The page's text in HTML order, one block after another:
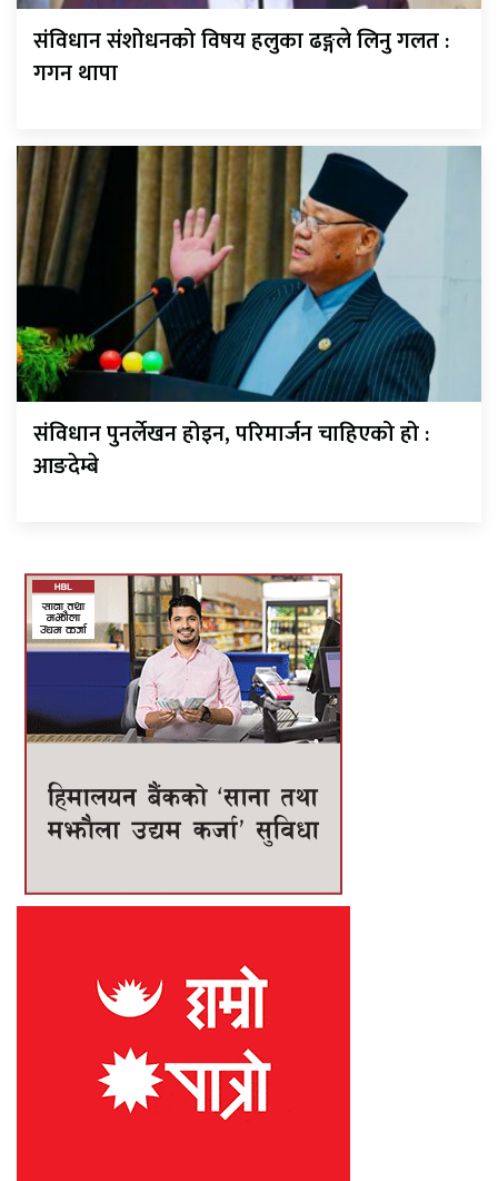
संविधान संशोधनको विषय हलुका ढङ्गले लिनु गलत :
गगन थापा
संविधान पुनर्लेखन होइन, परिमार्जन चाहिएको हो :
आङदेम्बे